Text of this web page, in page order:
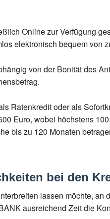
Online zur Verfügung
elektronisch bequem von
von der Bonität des
Ratenkredit oder als
Euro, wobei höchstens
bis zu 120 Monaten
bei den
lassen möchte, an
ausreichend Zeit die